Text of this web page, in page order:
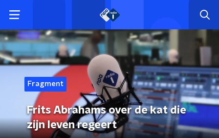
Fragment
Frits Abrahams over de kat die
zijn leven regeert